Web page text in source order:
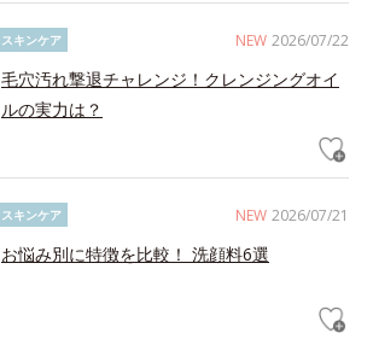
NEW 2026/07/22
スキンケア
毛穴汚れ撃退チャレンジ！クレンジングオイ
ルの実力は？
NEW 2026/07/21
スキンケア
お悩み別に特徴を比較！ 洗顔料6選